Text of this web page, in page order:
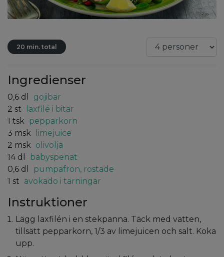
20 min. total
Ingredienser
0,6 dl
gojibär
2 st
laxfilé i bitar
1 tsk pepparkorn
3 msk
limejuice
2 msk olivolja
14 dl
babyspenat
0,6 dl
pumpafrön, rostade
1 st avokado i tärningar
Instruktioner
Lägg laxfilén i en stekpanna. Täck med vatten,
tillsätt pepparkorn, 1/3 av limejuicen och salt. Koka
upp.